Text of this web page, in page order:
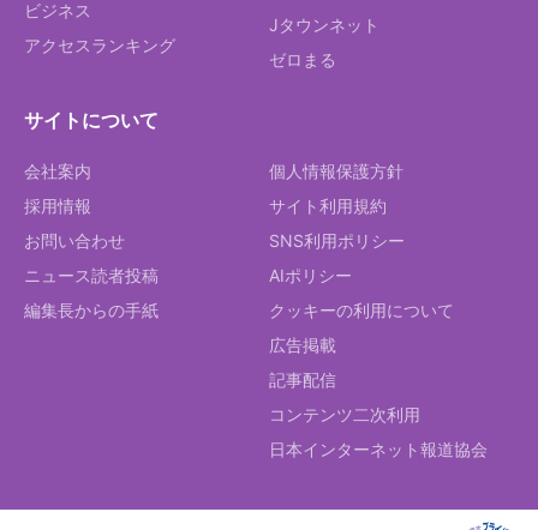
ビジネス
アクセスランキング
Jタウンネット
ゼロまる
サイトについて
会社案内
採用情報
お問い合わせ
ニュース読者投稿
編集長からの手紙
個人情報保護方針
サイト利用規約
SNS利用ポリシー
AIポリシー
クッキーの利用について
広告掲載
記事配信
コンテンツ二次利用
日本インターネット報道協会